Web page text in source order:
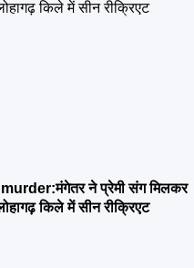
ने प्रेमी संग मिलकर
किले में सीन रीक्रिएट